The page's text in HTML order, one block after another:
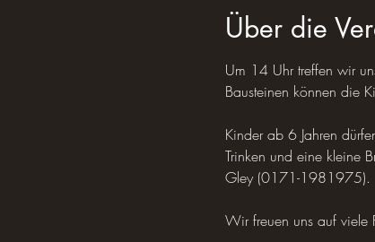
Über die
Um 14 Uhr treffen wir
Bausteinen können die
Kinder ab 6 Jahren
Trinken und eine kleine
Gley (0171-1981975).
Wir freuen uns auf viele